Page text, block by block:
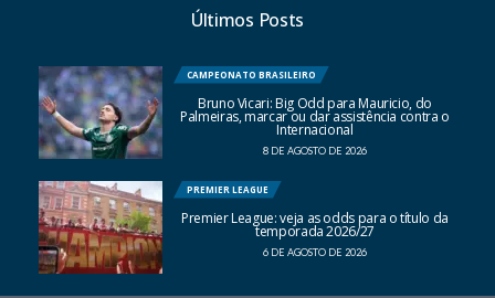
Últimos Posts
CAMPEONATO BRASILEIRO
Bruno Vicari: Big Odd para Mauricio, do
Palmeiras, marcar ou dar assistência contra o
Internacional
8 DE AGOSTO DE 2026
PREMIER LEAGUE
Premier League: veja as odds para o título da
temporada 2026/27
6 DE AGOSTO DE 2026